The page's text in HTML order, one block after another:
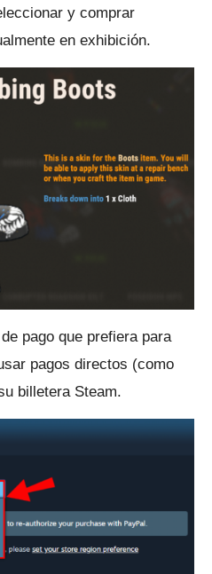
y comprar
en exhibición.
pago que prefiera para
pagos directos (como
billetera Steam.